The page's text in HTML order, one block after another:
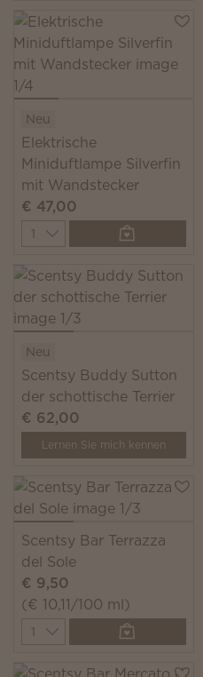
Neu
Elektrische
Miniduftlampe Silverfin
mit Wandstecker
€ 47,00
Quantity
Neu
Scentsy Buddy Sutton
der schottische Terrier
€ 62,00
Lernen Sie mich kennen
Scentsy Bar Terrazza
del Sole
€ 9,50
(€ 10,11/100 ml)
Quantity